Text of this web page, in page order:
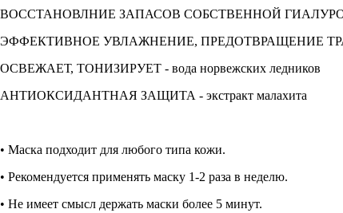
ВОССТАНОВЛНИЕ ЗАПАСОВ СОБСТВЕННОЙ
ЭФФЕКТИВНОЕ УВЛАЖНЕНИЕ, ПРЕДОТВРАЩЕНИЕ
ОСВЕЖАЕТ, ТОНИЗИРУЕТ - вода норвежских ледников
АНТИОКСИДАНТНАЯ ЗАЩИТА - экстракт малахита
• Маска подходит для любого типа кожи.
• Рекомендуется применять маску 1-2 раза в неделю.
• Не имеет смысл держать маски более 5 минут.